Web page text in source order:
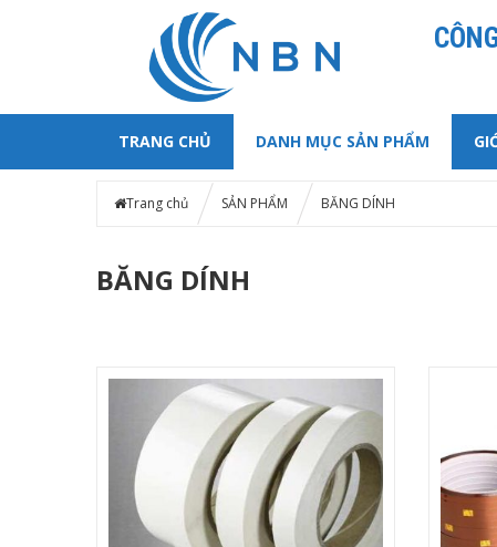
TRANG CHỦ DANH MỤC SẢN PHẨM
Trang chủ SẢN PHẨM BĂNG DÍNH
BĂNG DÍNH